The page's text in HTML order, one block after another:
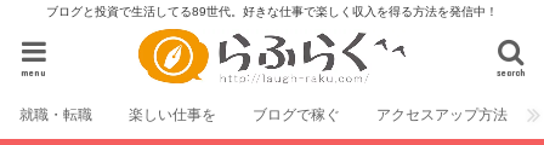
ブログと投資で生活してる89世代。好きな仕事で楽しく収入を得る方法を発信中！
search
menu
就職・転職 楽しい仕事を ブログで稼ぐ アクセスアップ方法